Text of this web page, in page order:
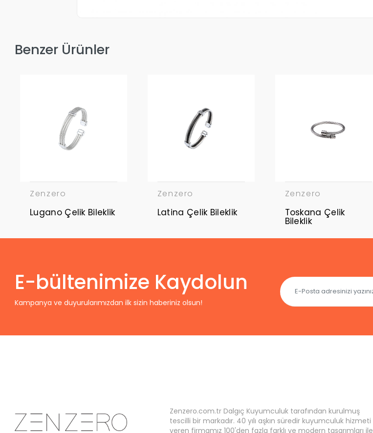
Benzer Ürünler
Zenzero
Lugano Çelik Bileklik
Zenzero
Latina Çelik Bileklik
Zenzero
Toskana Çelik
Bileklik
E-bültenimize Kaydolun
Kampanya ve duyurularımızdan ilk sizin haberiniz olsun!
Zenzero.com.tr Dalgıç Kuyumculuk tarafından kurulmuş
tescilli bir markadır. 40 yılı aşkın süredir kuyumculuk hizmeti
veren firmamız 100'den fazla farklı ve modern tasarımları ile